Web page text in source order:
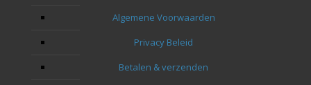
Algemene Voorwaarden
Privacy Beleid
Betalen & verzenden